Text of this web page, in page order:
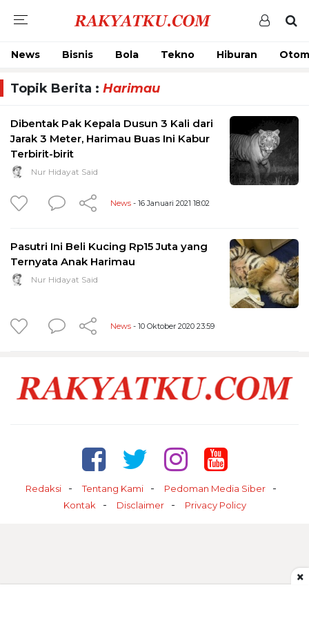
News Bisnis Bola Tekno Hiburan
Topik Berita : Harimau
Dibentak Pak Kepala Dusun 3 Kali dari
Jarak 3 Meter, Harimau Buas Ini Kabur
Terbirit-birit
Nur Hidayat Said
News - 16 Januari 2021 18:02
Pasutri Ini Beli Kucing Rp15 Juta yang
Ternyata Anak Harimau
Nur Hidayat Said
News - 10 Oktober 2020 23:59
Redaksi Tentang Kami
Pedoman Media Siber
Kontak
Disclaimer Privacy Policy
×